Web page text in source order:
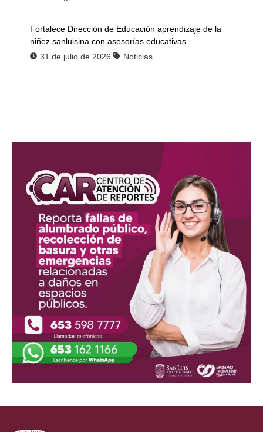
Fortalece Dirección de Educación aprendizaje de la
niñez sanluisina con asesorías educativas
31 de julio de 2026
Noticias